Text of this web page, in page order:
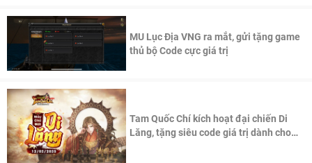
MU Lục Địa VNG ra mắt, gửi tặng game
thủ bộ Code cực giá trị
Tam Quốc Chí kích hoạt đại chiến Di
Lăng, tặng siêu code giá trị dành cho